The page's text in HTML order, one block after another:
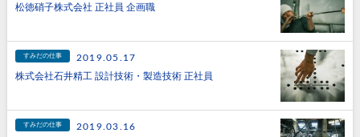
松徳硝子株式会社 正社員 企画職
すみだの仕事
2019.05.17
株式会社石井精工 設計技術・製造技術 正社員
すみだの仕事
2019.03.16